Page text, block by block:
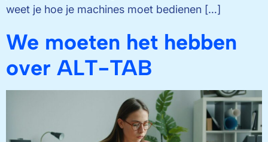
weet je hoe je machines moet bedienen […]
We moeten het hebben
over ALT-TAB